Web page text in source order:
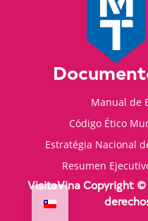
Manual de
Código Ético
Estratégia Nacional
Resumen
VisitaVina Copyright ©